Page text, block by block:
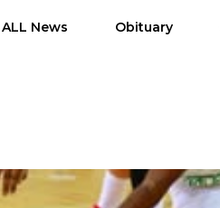
ALL News Obituary